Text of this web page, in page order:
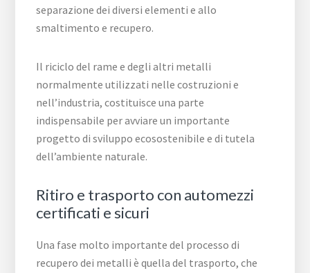
separazione dei diversi elementi e allo
smaltimento e recupero.
Il riciclo del rame e degli altri metalli
normalmente utilizzati nelle costruzioni e
nell’industria, costituisce una parte
indispensabile per avviare un importante
progetto di sviluppo ecosostenibile e di tutela
dell’ambiente naturale.
Ritiro e trasporto con automezzi
certificati e sicuri
Una fase molto importante del processo di
recupero dei metalli è quella del trasporto, che